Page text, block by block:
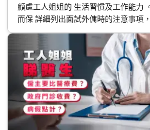
顧慮工人姐姐的 生活習慣及工作能力
而保 詳細列出面試外傭時的注意事項
英對照、包含嬰兒與長者照顧情境題
清單，助你早日找到合適的工人姐姐。